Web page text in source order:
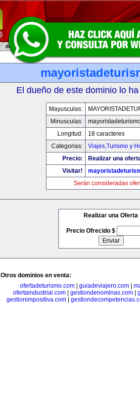
El dueño de este dominio lo
Mayusculas:
Minusculas:
Longitud:
18 caracteres
Categorias:
Viajes,Turismo y
Precio:
Realizar una
Visitar!
Serán consideradas
Realizar una Oferta
Precio Ofrecido $
Otros dominios en venta:
ofertadeturismo.com| guiadeviajero.com|
ofertaindustrial.com| gestiondenominas.com|
gestionimpositiva.com